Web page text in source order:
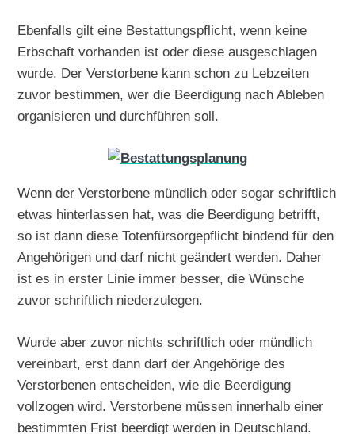
Ebenfalls gilt eine Bestattungspflicht, wenn keine
Erbschaft vorhanden ist oder diese ausgeschlagen
wurde. Der Verstorbene kann schon zu Lebzeiten
zuvor bestimmen, wer die Beerdigung nach Ableben
organisieren und durchführen soll.
Wenn der Verstorbene mündlich oder sogar schriftlich
etwas hinterlassen hat, was die Beerdigung betrifft,
so ist dann diese Totenfürsorgepflicht bindend für den
Angehörigen und darf nicht geändert werden. Daher
ist es in erster Linie immer besser, die Wünsche
zuvor schriftlich niederzulegen.
Wurde aber zuvor nichts schriftlich oder mündlich
vereinbart, erst dann darf der Angehörige des
Verstorbenen entscheiden, wie die Beerdigung
vollzogen wird. Verstorbene müssen innerhalb einer
bestimmten Frist beerdigt werden in Deutschland.